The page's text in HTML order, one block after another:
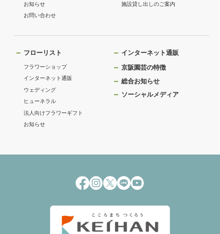
お知らせ
お問い合わせ
施設貸し出しのご案内
フローリスト
フラワーショップ
インターネット通販
ウェディング
ヒューネラル
法人向けフラワーギフト
お知らせ
インターネット通販
京阪園芸の特徴
総合お知らせ
ソーシャルメディア